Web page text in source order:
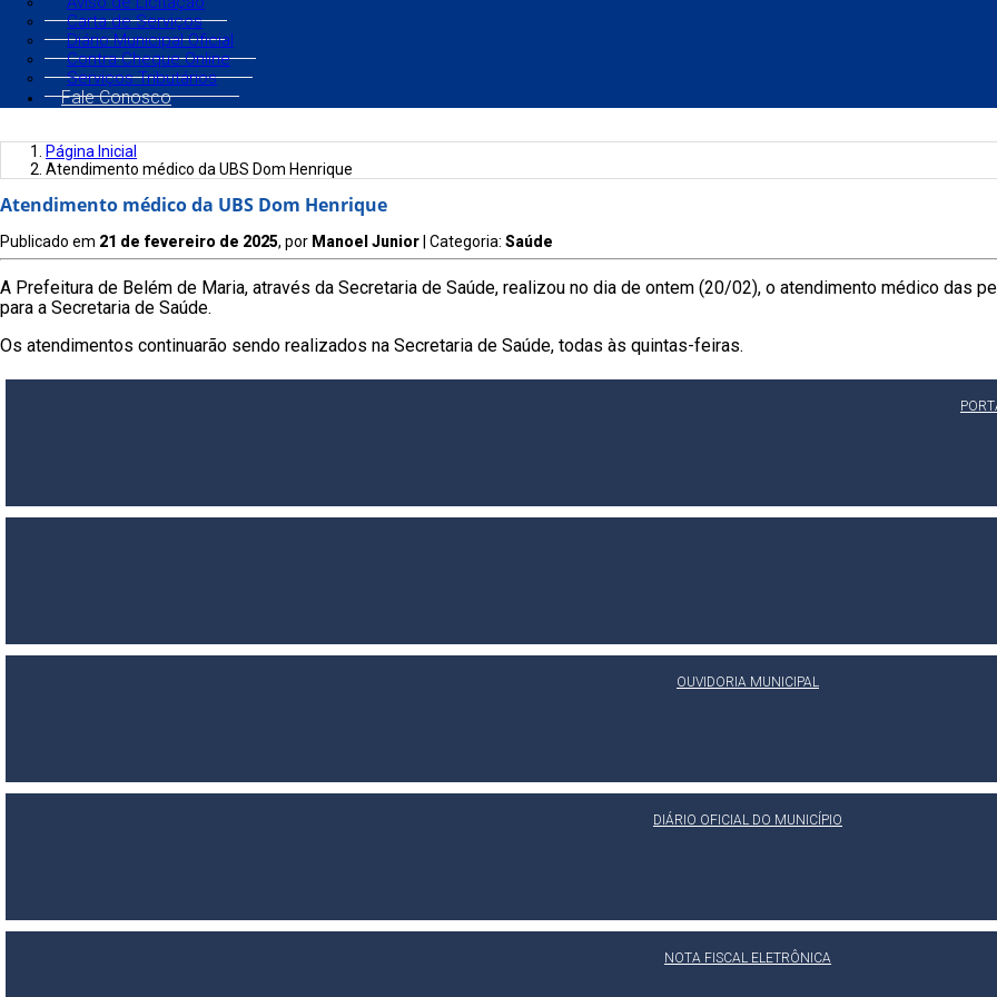
Carta de Serviços
Diário Municipal Oficial
Contra Cheque Online
Serviços Tributários
Fale Conosco
Página Inicial
Atendimento médico da UBS Dom Henrique
Atendimento médico da UBS Dom Henrique
Publicado em 21 de fevereiro de 2025, por Manoel Junior | Categoria: Saúde
A Prefeitura de Belém de Maria, através da Secretaria de Saúde, realizou no dia de ontem (20/02), o atendimento médico das
para a Secretaria de Saúde.
Os atendimentos continuarão sendo realizados na Secretaria de Saúde, todas às quintas-feiras.
OUVIDORIA MUNICIPAL
DIÁRIO OFICIAL DO MUNICÍPIO
NOTA FISCAL ELETRÔNICA